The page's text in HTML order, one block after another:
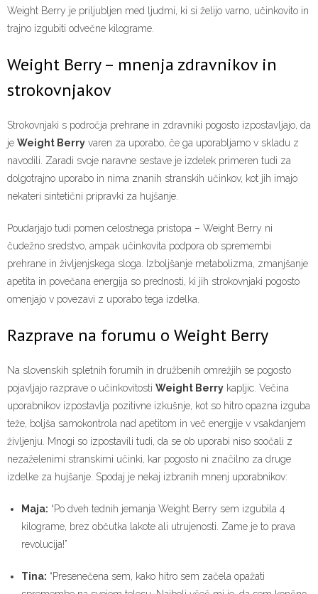
Weight Berry je priljubljen med ljudmi, ki si želijo varno, učinkovito in
trajno izgubiti odvečne kilograme.
Weight Berry – mnenja zdravnikov in
strokovnjakov
Strokovnjaki s področja prehrane in zdravniki pogosto izpostavljajo, da
je Weight Berry varen za uporabo, če ga uporabljamo v skladu z
navodili. Zaradi svoje naravne sestave je izdelek primeren tudi za
dolgotrajno uporabo in nima znanih stranskih učinkov, kot jih imajo
nekateri sintetični pripravki za hujšanje.
Poudarjajo tudi pomen celostnega pristopa – Weight Berry ni
čudežno sredstvo, ampak učinkovita podpora ob spremembi
prehrane in življenjskega sloga. Izboljšanje metabolizma, zmanjšanje
apetita in povečana energija so prednosti, ki jih strokovnjaki pogosto
omenjajo v povezavi z uporabo tega izdelka.
Razprave na forumu o Weight Berry
Na slovenskih spletnih forumih in družbenih omrežjih se pogosto
pojavljajo razprave o učinkovitosti Weight Berry kapljic. Večina
uporabnikov izpostavlja pozitivne izkušnje, kot so hitro opazna izguba
teže, boljša samokontrola nad apetitom in več energije v vsakdanjem
življenju. Mnogi so izpostavili tudi, da se ob uporabi niso soočali z
nezaželenimi stranskimi učinki, kar pogosto ni značilno za druge
izdelke za hujšanje. Spodaj je nekaj izbranih mnenj uporabnikov:
Maja: “Po dveh tednih jemanja Weight Berry sem izgubila 4
kilograme, brez občutka lakote ali utrujenosti. Zame je to prava
revolucija!”
Tina: “Presenečena sem, kako hitro sem začela opažati